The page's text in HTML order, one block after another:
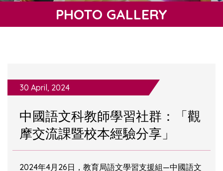
PHOTO GALLERY
30 April, 2024
中國語文科教師學習社群：「觀
摩交流課暨校本經驗分享」
2024年4月26日，教育局語文學習支援組—中國語文